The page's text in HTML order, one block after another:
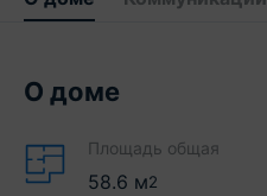
О доме
Площадь общая
58.6 м2